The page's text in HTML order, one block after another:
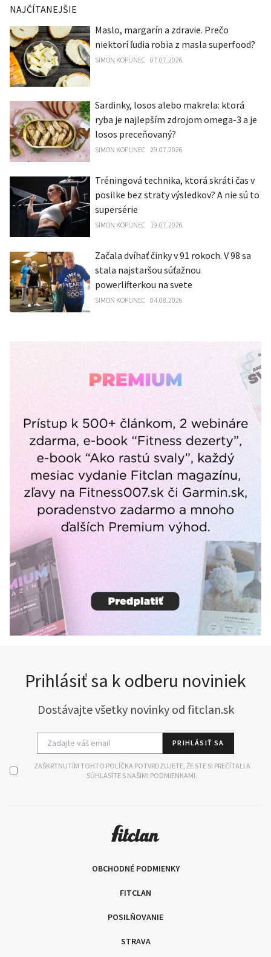
NAJČÍTANEJŠIE
Maslo, margarín a zdravie. Prečo
niektorí ľudia robia z masla superfood?
SIMON KOPUNEC 07.07.2026
Sardinky, losos alebo makrela: ktorá
ryba je najlepším zdrojom omega-3 a je
losos preceňovaný?
SIMON KOPUNEC 29.07.2026
Tréningová technika, ktorá skráti čas v
posilke bez straty výsledkov? A nie sú to
supersérie
SIMON KOPUNEC 19.07.2026
Začala dvíhať činky v 91 rokoch. V 98 sa
stala najstaršou súťažnou
powerlifterkou na svete
SIMON KOPUNEC 04.08.2026
Prihlásiť sa k odberu noviniek
Dostávajte všetky novinky od fitclan.sk
PRIHLÁSIŤ SA
ZAŠKRTNUTÍM TOHTO POLÍČKA POTVRDZUJETE, ŽE STE SI PREČÍTALI A
SÚHLASÍTE S NAŠIMI PODMIENKAMI.
OBCHODNÉ PODMIENKY
FITCLAN
POSILŇOVANIE
STRAVA